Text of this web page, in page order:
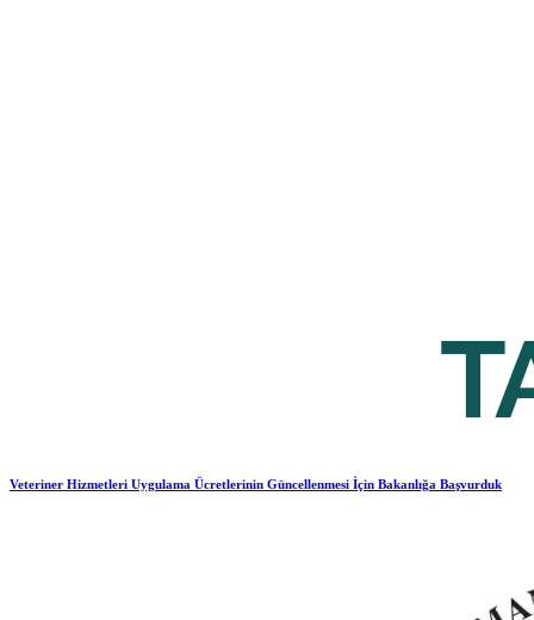
Veteriner Hizmetleri Uygulama Ücretlerinin Güncellenmesi İçin Bakanlığa Başvurduk